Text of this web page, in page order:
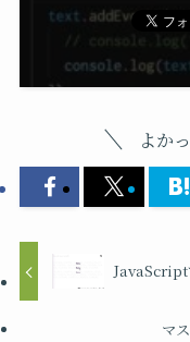
よか
JavaScript
マ